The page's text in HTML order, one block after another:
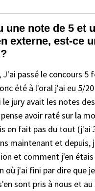
une note de 5 et
externe, est-ce
J'ai passé le concours
été à l'oral j'ai eu 5/
le jury avait les notes
avoir raté sur la
en fait pas du tout (j'ai
maintenant et
et comment j'en étais
où j'ai fini par dire que
sont pris à nous et